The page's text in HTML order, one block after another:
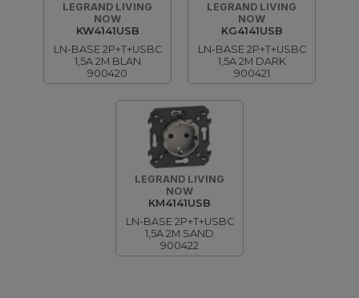
LEGRAND LIVING
NOW
KW4141USB
LN-BASE 2P+T+USBC
1,5A 2M BLAN
900420
LEGRAND LIVING
NOW
KG4141USB
LN-BASE 2P+T+USBC
1,5A 2M DARK
900421
LEGRAND LIVING
NOW
KM4141USB
LN-BASE 2P+T+USBC
1,5A 2M SAND
900422